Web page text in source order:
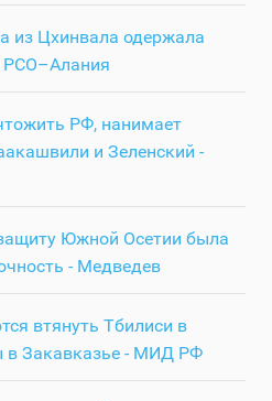
из Цхинвала одержала
РСО–Алания
РФ, нанимает
и Зеленский -
Южной Осетии была
- Медведев
втянуть Тбилиси в
в Закавказье - МИД РФ